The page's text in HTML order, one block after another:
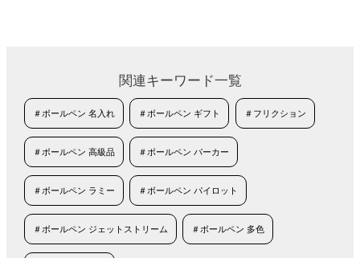
関連キーワード一覧
＃ボールペン 名入れ ＃ボールペン ギフト ＃フリクション
＃ボールペン 高級品 ＃ボールペン パーカー
＃ボールペン ラミー ＃ボールペン パイロット
＃ボールペン ジェットストリーム ＃ボールペン 多色